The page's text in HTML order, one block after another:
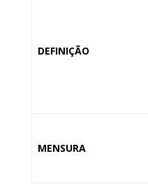
DEFINIÇÃO
MENSURA